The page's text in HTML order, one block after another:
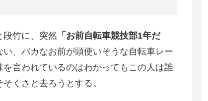
段竹に、突然 「お前自転車競技部1年だ
、バカなお前が頭使いそうな自転車レー
言われているのはわかってもこの人は誰
くさと去ろうとする。